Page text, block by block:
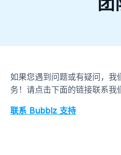
团
如果您遇到问题或有疑问，我
务！请点击下面的链接联系我
联系 Bubblz 支持